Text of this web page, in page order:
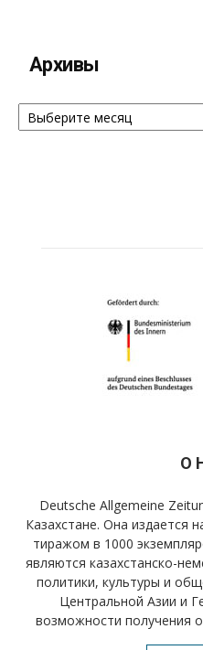
Архивы
Архивы
О
Deutsche Allgemeine
Казахстане. Она издается
тиражом в 1000
являются казахстанско-
политики, культуры и
Центральной Азии и
возможности получения